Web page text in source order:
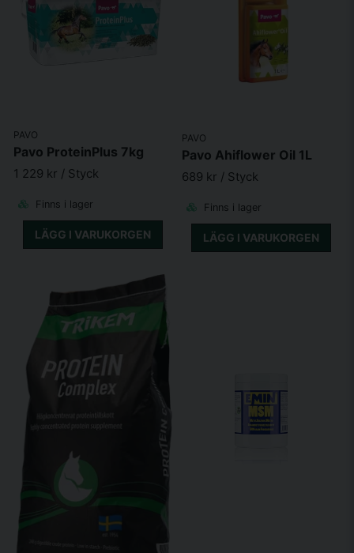
PAVO
Pavo ProteinPlus 7kg
1 229 kr / Styck
Finns i lager
LÄGG I VARUKORGEN
PAVO
Pavo Ahiflower Oil 1L
689 kr / Styck
Finns i lager
LÄGG I VARUKORGEN